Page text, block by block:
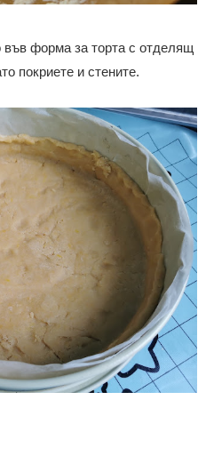
във форма за торта с отделящ
покриете и стените.